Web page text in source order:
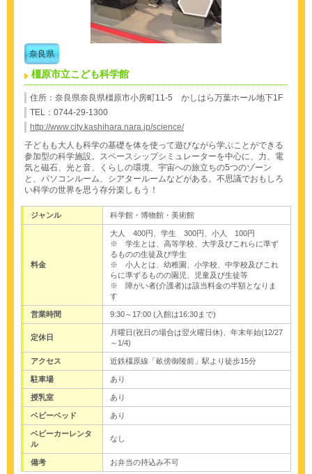
奈良県
橿原市立こども科学館
住所：奈良県奈良県橿原市小房町11-5 かしはら万葉ホール地下1F
TEL：0744-29-1300
http://www.city.kashihara.nara.jp/science/
子どもも大人も科学の基礎を体を使って遊びながら学ぶことができる
参加型の科学施設。スペースシップシミュレーターを中心に、力、電
気と磁石、光と音、くらしの環境、宇宙への旅立ちの5つのゾーン
と、パソコンルーム、シアタールームなどがある。不思議でおもしろ
い科学の世界を思う存分楽しもう！
ジャンル 科学館・博物館・美術館
料金
大人 400円、学生 300円、小人 100円
※ 学生とは、高等学校、大学及びこれらに準ず
るものの生徒及び学生
※ 小人とは、幼稚園、小学校、中学校及びこれ
らに準ずるものの園児、児童及び生徒等
※ 障がい者(介護者)は該当料金の半額となりま
す
営業時間 9:30～17:00 (入館は16:30まで)
定休日
月曜日(祝日の場合は翌火曜日休)、年末年始(12/27
～1/4)
アクセス 近鉄橿原線「畝傍御陵前」駅より徒歩15分
駐車場 あり
授乳室 あり
ベビーベッド あり
ベビーカーレンタ
ル
なし
備考 お弁当の持込み不可